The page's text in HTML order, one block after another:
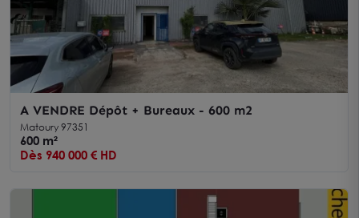
A VENDRE Dépôt + Bureaux - 600 m2
Matoury 97351
600 m²
Dès 940 000 € HD